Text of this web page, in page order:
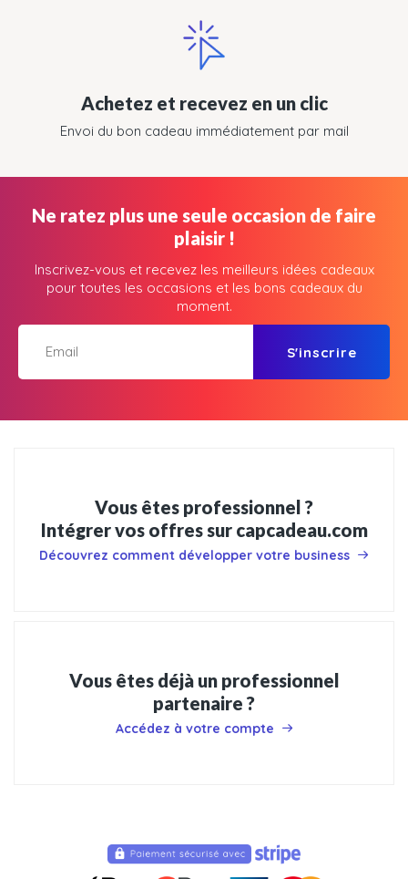
Achetez et recevez en un clic
Envoi du bon cadeau immédiatement par mail
Ne ratez plus une seule occasion de faire
plaisir !
Inscrivez-vous et recevez les meilleurs idées cadeaux
pour toutes les occasions et les bons cadeaux du
moment.
S'inscrire
Vous êtes professionnel ?
Intégrer vos offres sur capcadeau.com
Découvrez comment développer votre business
Vous êtes déjà un professionnel
partenaire ?
Accédez à votre compte